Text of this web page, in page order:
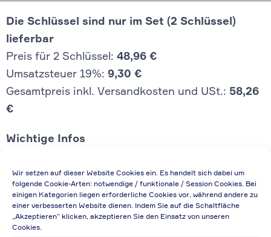
Wir setzen auf dieser Website Cookies ein. Es handelt sich dabei um
folgende Cookie-Arten: notwendige / funktionale / Session Cookies. Bei
einigen Kategorien liegen erforderliche Cookies vor, während andere zu
einer verbesserten Website dienen. Indem Sie auf die Schaltfläche
„Akzeptieren“ klicken, akzeptieren Sie den Einsatz von unseren
Cookies.
Die Schlüssel sind nur im Set (2 Schlüssel)
lieferbar
Preis für 2 Schlüssel: 48,96 €
Umsatzsteuer 19%: 9,30 €
Gesamtpreis inkl. Versandkosten und USt.: 58,26
€
Wichtige Infos
Die Preisangabe gilt auch für
Handelsbetriebe (Netto-Preis, ohne
Rabattabzug)
Falls durch Falschangaben im Bestellformular